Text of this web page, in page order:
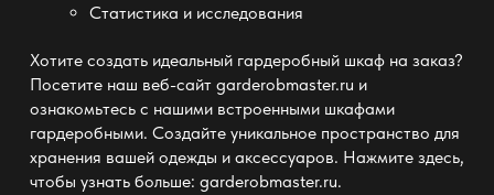
Статистика и исследования
Хотите создать идеальный гардеробный шкаф на заказ?
Посетите наш веб-сайт garderobmaster.ru и
ознакомьтесь с нашими встроенными шкафами
гардеробными. Создайте уникальное пространство для
хранения вашей одежды и аксессуаров. Нажмите здесь,
чтобы узнать больше: garderobmaster.ru.